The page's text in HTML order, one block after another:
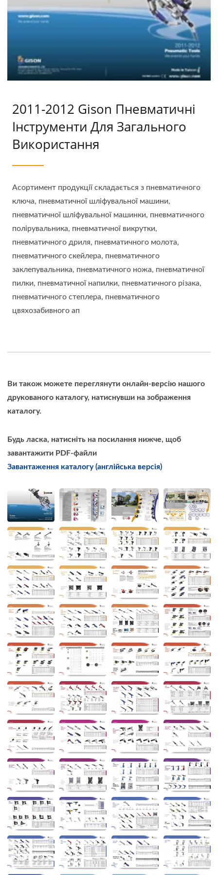
2011-2012 Gison Пневматичні
Інструменти Для Загального
Використання
Асортимент продукції складається з пневматичного
ключа, пневматичної шліфувальної машини,
пневматичної шліфувальної машинки, пневматичного
полірувальника, пневматичної викрутки,
пневматичного дриля, пневматичного молота,
пневматичного скейлера, пневматичного
заклепувальника, пневматичного ножа, пневматичної
пилки, пневматичної напилки, пневматичного різака,
пневматичного степлера, пневматичного
цвяхозабивного ап
Ви також можете переглянути онлайн-версію нашого
друкованого каталогу, натиснувши на зображення
каталогу.
Будь ласка, натисніть на посилання нижче, щоб
завантажити PDF-файли
Завантаження каталогу (англійська версія)